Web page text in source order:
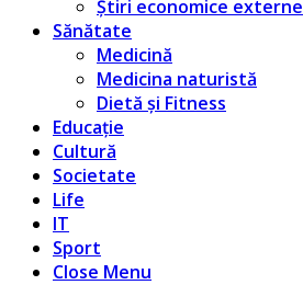
Știri economice externe
Sănătate
Medicină
Medicina naturistă
Dietă și Fitness
Educație
Cultură
Societate
Life
IT
Sport
Close Menu